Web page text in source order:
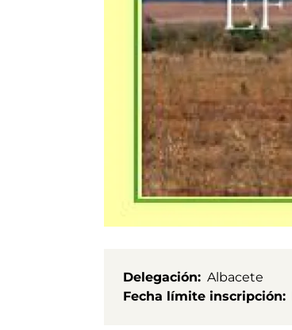
Delegación
Albacete
Fecha límite inscripción